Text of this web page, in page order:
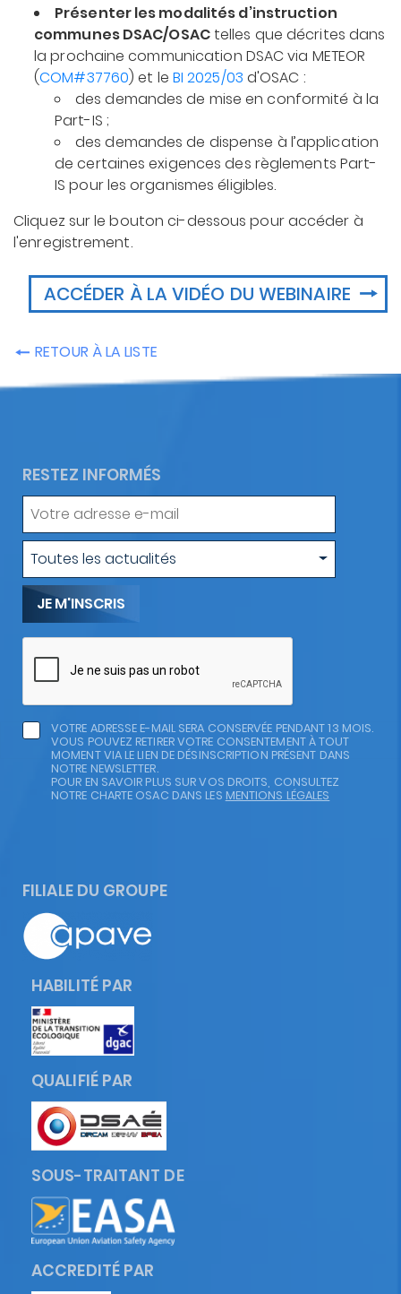
Présenter les modalités d’instruction
communes DSAC/OSACtelles que décrites dans
la prochaine communication DSAC via METEOR
(COM#37760) et le BI 2025/03 d'OSAC :
des demandes de mise en conformité à la
Part-IS ;
des demandes de dispense à l’application
de certaines exigences des règlements Part-
IS pour les organismes éligibles.
Cliquez sur le bouton ci-dessous pour accéder à
l'enregistrement.
ACCÉDER À LA VIDÉO DU WEBINAIRE
RETOUR À LA LISTE
RESTEZ INFORMÉS
Votre
mail
Type
Toutes les actualités
VOTRE ADRESSE E-MAIL SERA CONSERVÉE PENDANT 13 MOIS.
VOUS POUVEZ RETIRER VOTRE CONSENTEMENT À TOUT
MOMENT VIA LE LIEN DE DÉSINSCRIPTION PRÉSENT DANS
NOTRE NEWSLETTER.
POUR EN SAVOIR PLUS SUR VOS DROITS, CONSULTEZ
NOTRE CHARTE OSAC DANS LES MENTIONS LÉGALES
FILIALE DU GROUPE
HABILITÉ PAR
QUALIFIÉ PAR
SOUS-TRAITANT DE
ACCREDITÉ PAR